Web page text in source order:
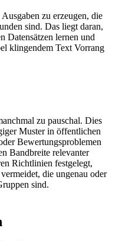
zu erzeugen, die
sind. Das liegt daran,
Datensätzen lernen und
klingendem Text Vorrang
zu pauschal. Dies
Muster in öffentlichen
Bewertungsproblemen
Bandbreite relevanter
Richtlinien festgelegt,
die ungenau oder
sind.